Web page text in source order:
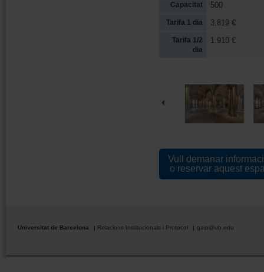
Capacitat 500
Tarifa 1 dia 3.819 €
Tarifa 1/2
dia
1.910 €
Vull demanar
o reservar aquest
Universitat de Barcelona Relacions Institucionals i Protocol gaip@ub.edu